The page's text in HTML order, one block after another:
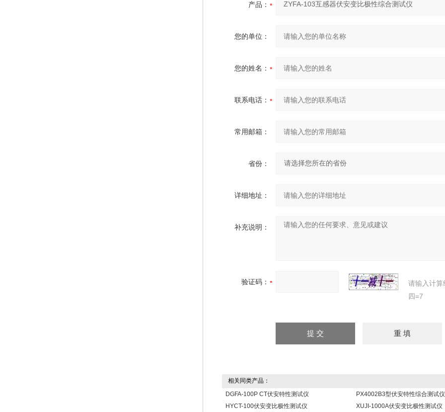
产品：
您的单位：
您的姓名：
联系电话：
常用邮箱：
省份：
详细地址：
补充说明：
验证码：
请输入计算
四=7
相关同类产品：
DGFA-100P CT伏安特性测试仪
PX4002B3型伏安特性综合测试仪
HYCT-100伏安变比极性测试仪
XUJI-1000A伏安变比极性测试仪